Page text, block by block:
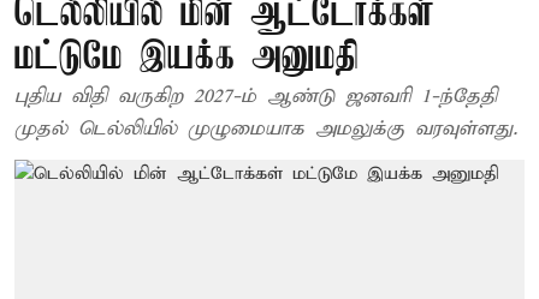
டெல்லியில் மின் ஆட்டோக்கள்
மட்டுமே இயக்க அனுமதி
புதிய விதி வருகிற 2027-ம் ஆண்டு ஜனவரி 1-ந்தேதி
முதல் டெல்லியில் முழுமையாக அமலுக்கு வரவுள்ளது.